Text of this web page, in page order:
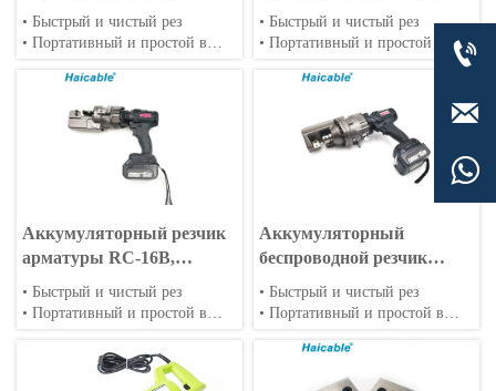
Электрический резчик
арматуры RC-25
• Быстрый и чистый рез
• Портативный и простой в
• Широкий спектр применения
RC-32
• Быстрый и чистый рез
• Портативный и простой в
• Широкий спектр применения
Аккумуляторный резчик
арматуры RC-16B,
максимальный диаметр
16 мм
• Быстрый и чистый рез
• Портативный и простой в
• Широкий спектр применения
Аккумуляторный
беспроводной резчик
арматуры Max Ø20mm
RC-20B
• Быстрый и чистый рез
• Портативный и простой в
• Широкий спектр применения


